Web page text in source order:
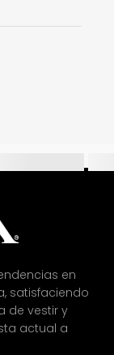
en
satisfaciendo
de vestir y
actual a